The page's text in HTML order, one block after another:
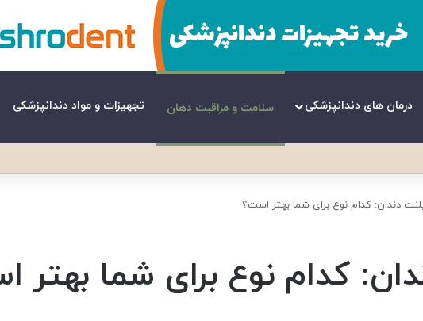
درمان های دندانپزشکی سلامت و مراقبت دهان تجهیزات و مواد دندانپزشکی
دندان: کدام نوع برای شما بهتر است؟
کدام نوع برای شما بهتر